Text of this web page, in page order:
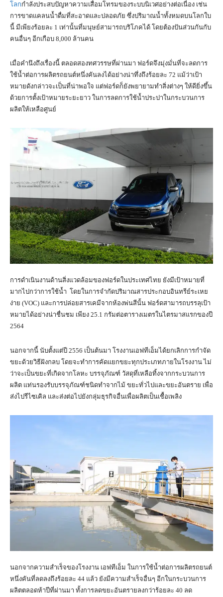
โลกกำลังประสบปัญหาความเสื่อมโทรมของระบบนิเวศอย่างต่อเนื่อง เช่น
การขาดแคลนน้ำดื่มที่สะอาดและปลอดภัย ซึ่งปริมาณน้ำทั้งหมดบนโลกใบ
นี้ มีเพียงร้อยละ 1 เท่านั้นที่มนุษย์สามารถบริโภคได้ โดยต้องปันส่วนกันกับ
คนอื่นๆ อีกเกือบ 8,000 ล้านคน
เมื่อคำนึงถึงเรื่องนี้ ตลอดสองทศวรรษที่ผ่านมา ฟอร์ดจึงมุ่งมั่นที่จะลดการ
ใช้น้ำต่อการผลิตรถยนต์หนึ่งคันลงได้อย่างน่าทึ่งถึงร้อยละ 72 แม้ว่าเป้า
หมายดังกล่าวจะเป็นที่น่าพอใจ แต่ฟอร์ดก็ยังพยายามทำสิ่งต่างๆ ให้ดียิ่งขึ้น
ด้วยการตั้งเป้าหมายระยะยาว ในการลดการใช้น้ำประปาในกระบวนการ
ผลิตให้เหลือศูนย์
การดำเนินงานด้านสิ่งแวดล้อมของฟอร์ดในประเทศไทย ยังมีเป้าหมายที่
มากไปกว่าการใช้น้ำ โดยในการจำกัดปริมาณสารประกอบอินทรีย์ระเหย
ง่าย (VOC) และการปล่อยสารเคมีจากห้องพ่นสีนั้น ฟอร์ดสามารถบรรลุเป้า
หมายได้อย่างน่าชื่นชม เพียง 25.1 กรัมต่อตารางเมตรในไตรมาสแรกของปี
2564
นอกจากนี้ นับตั้งแต่ปี 2556 เป็นต้นมา โรงงานเอฟทีเอ็มได้ยกเลิกการกำจัด
ขยะด้วยวิธีฝังกลบ โดยจะทำการคัดแยกขยะทุกประเภทภายในโรงงาน ไม่
ว่าจะเป็นขยะที่เกิดจากโลหะ บรรจุภัณฑ์ วัสดุที่เหลือทิ้งจากกระบวนการ
ผลิต แท่นรองรับบรรจุภัณฑ์ชนิดทำจากไม้ ขยะทั่วไปและขยะอันตราย เพื่อ
ส่งไปรีไซเคิล และส่งต่อไปยังกลุ่มธุรกิจอื่นเพื่อผลิตเป็นเชื้อเพลิง
นอกจากความสำเร็จของโรงงาน เอฟทีเอ็ม ในการใช้น้ำต่อการผลิตรถยนต์
หนึ่งคันที่ลดลงถึงร้อยละ 44 แล้ว ยังมีความสำเร็จอื่นๆ อีกในกระบวนการ
ผลิตตลอดห้าปีที่ผ่านมา ทั้งการลดขยะอันตรายลงกว่าร้อยละ 40 ลด